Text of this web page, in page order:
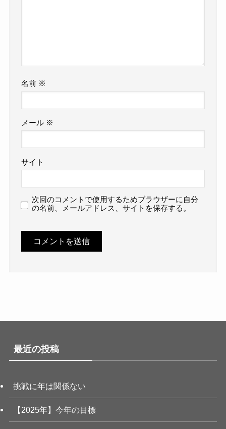
名前 ※
メール ※
サイト
次回のコメントで使用するためブラウザーに自分
の名前、メールアドレス、サイトを保存する。
最近の投稿
挑戦に年は関係ない
【2025年】今年の目標